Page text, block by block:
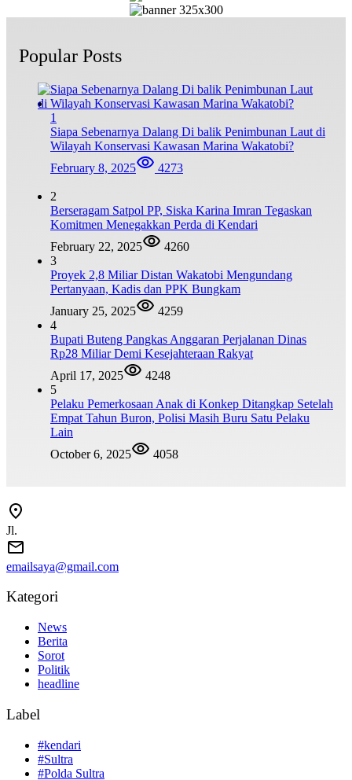
Popular Posts
1
Siapa Sebenarnya Dalang Di balik Penimbunan Laut di
Wilayah Konservasi Kawasan Marina Wakatobi?
February 8, 2025
4273
2
Berseragam Satpol PP, Siska Karina Imran Tegaskan
Komitmen Menegakkan Perda di Kendari
February 22, 2025
4260
3
Proyek 2,8 Miliar Distan Wakatobi Mengundang
Pertanyaan, Kadis dan PPK Bungkam
January 25, 2025
4259
4
Bupati Buteng Pangkas Anggaran Perjalanan Dinas
Rp28 Miliar Demi Kesejahteraan Rakyat
April 17, 2025
4248
5
Pelaku Pemerkosaan Anak di Konkep Ditangkap Setelah
Empat Tahun Buron, Polisi Masih Buru Satu Pelaku
Lain
October 6, 2025
4058
Jl.
emailsaya@gmail.com
Kategori
News
Berita
Sorot
Politik
headline
Label
#kendari
#Sultra
#Polda Sultra